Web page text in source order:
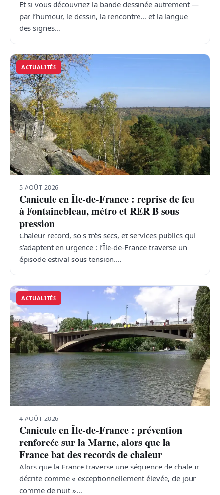
Et si vous découvriez la bande dessinée autrement —
par l’humour, le dessin, la rencontre… et la langue
des signes…
ACTUALITÉS
5 AOÛT 2026
Canicule en Île-de-France : reprise de feu
à Fontainebleau, métro et RER B sous
pression
Chaleur record, sols très secs, et services publics qui
s’adaptent en urgence : l’Île-de-France traverse un
épisode estival sous tension.…
ACTUALITÉS
4 AOÛT 2026
Canicule en Île-de-France : prévention
renforcée sur la Marne, alors que la
France bat des records de chaleur
Alors que la France traverse une séquence de chaleur
décrite comme « exceptionnellement élevée, de jour
comme de nuit »…